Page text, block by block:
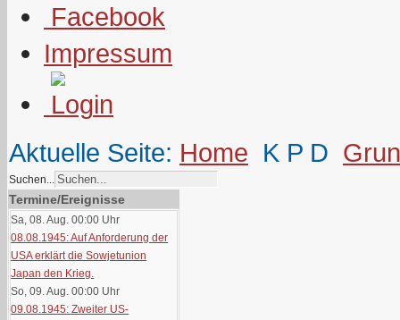
Impressum
Aktuelle Seite: Home K P D
Suchen...
Termine/Ereignisse
Sa, 08. Aug. 00:00 Uhr
08.08.1945: Auf Anforderung der
USA erklärt die Sowjetunion
Japan den Krieg.
So, 09. Aug. 00:00 Uhr
09.08.1945: Zweiter US-